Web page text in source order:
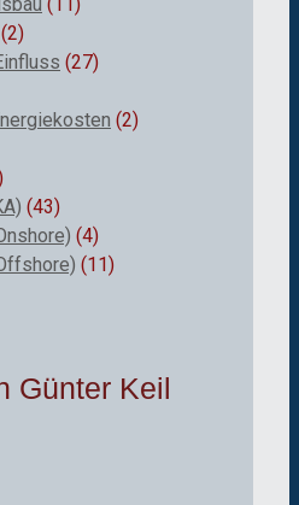
(2)
(27)
(2)
(43)
(4)
(11)
Günter Keil